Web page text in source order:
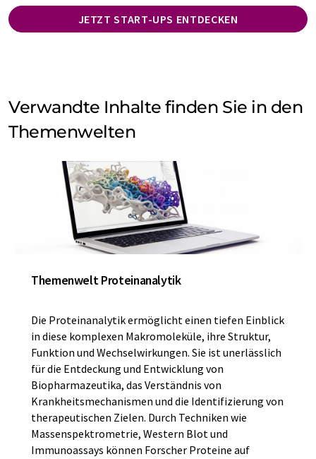
JETZT START-UPS ENTDECKEN
Verwandte Inhalte finden Sie in den
Themenwelten
Themenwelt Proteinanalytik
Die Proteinanalytik ermöglicht einen tiefen Einblick
in diese komplexen Makromoleküle, ihre Struktur,
Funktion und Wechselwirkungen. Sie ist unerlässlich
für die Entdeckung und Entwicklung von
Biopharmazeutika, das Verständnis von
Krankheitsmechanismen und die Identifizierung von
therapeutischen Zielen. Durch Techniken wie
Massenspektrometrie, Western Blot und
Immunoassays können Forscher Proteine auf